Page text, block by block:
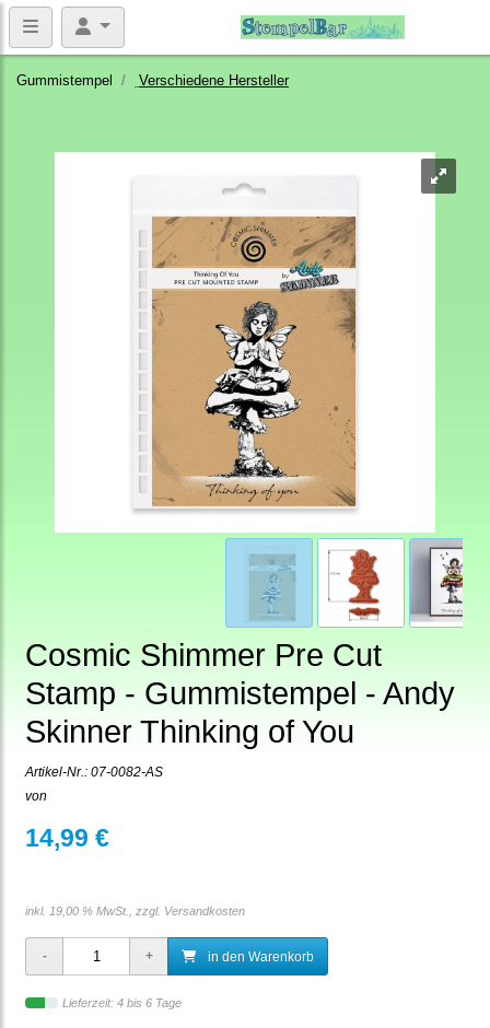
Gummistempel Verschiedene Hersteller
Cosmic Shimmer Pre Cut
Stamp - Gummistempel - Andy
Skinner Thinking of You
Artikel-Nr.: 07-0082-AS
von
14,99 €
inkl. 19,00 % MwSt., zzgl. Versandkosten
in den Warenkorb
Lieferzeit: 4 bis 6 Tage